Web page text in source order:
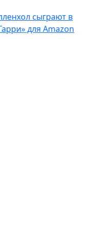
сыграют в
для Amazon